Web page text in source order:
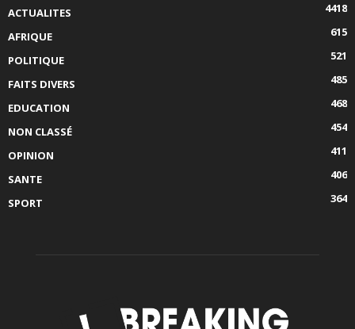
ACTUALITES
4418
AFRIQUE
615
POLITIQUE
521
FAITS DIVERS
485
EDUCATION
468
NON CLASSÉ
454
OPINION
411
SANTE
406
SPORT
364